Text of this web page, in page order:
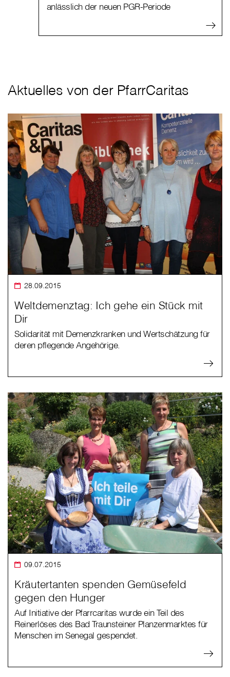
anlässlich der neuen PGR-Periode
Aktuelles von der PfarrCaritas
28.09.2015
Weltdemenztag: Ich gehe ein Stück mit
Dir
Solidarität mit Demenzkranken und Wertschätzung für
deren pflegende Angehörige.
09.07.2015
Kräutertanten spenden Gemüsefeld
gegen den Hunger
Auf Initiative der Pfarrcaritas wurde ein Teil des
Reinerlöses des Bad Traunsteiner Planzenmarktes für
Menschen im Senegal gespendet.